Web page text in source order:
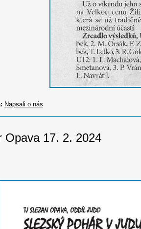
Napsali o nás
Opava 17. 2. 2024